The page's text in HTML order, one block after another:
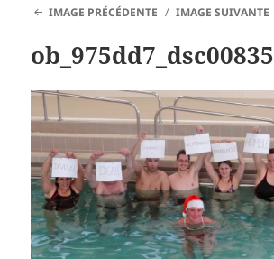
IMAGE PRÉCÉDENTE
IMAGE SUIVANTE
ob_975dd7_dsc00835